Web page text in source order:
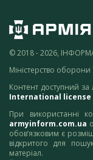
© 2018 - 2026,
Міністерство оборони
Контент доступний за
International license
При використанні
armyinform.com.ua
обов’язковим є
відкритого для
матеріал.